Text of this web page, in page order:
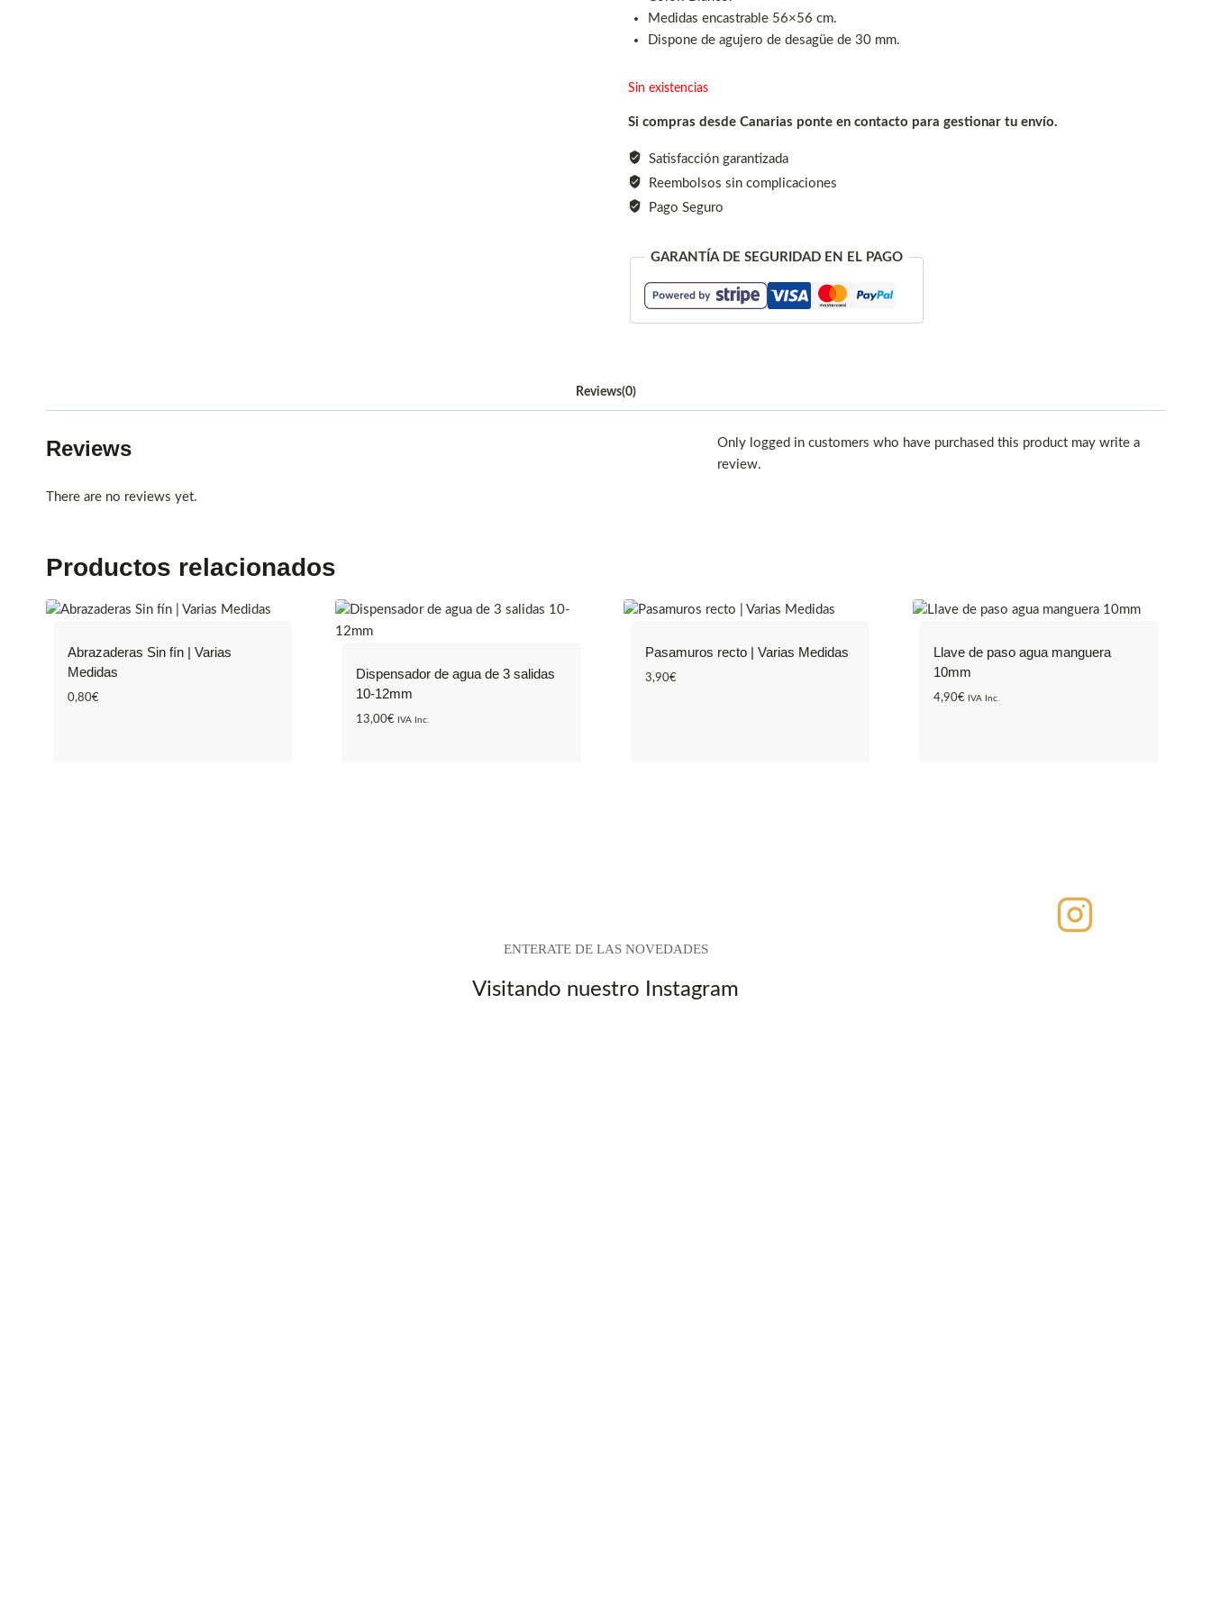
Medidas encastrable 56×56 cm.
Dispone de agujero de desagüe de 30 mm.
Sin existencias
Si compras desde Canarias ponte en contacto para gestionar tu envío.
Satisfacción garantizada
Reembolsos sin complicaciones
Pago Seguro
GARANTÍA DE SEGURIDAD EN EL PAGO
Reviews(0)
Reviews
There are no reviews yet.
Only logged in customers who have purchased this product may write a
review.
Productos relacionados
Abrazaderas Sin fín | Varias
Medidas
0,80€
Dispensador de agua de 3 salidas
10-12mm
13,00€ IVA Inc.
Pasamuros recto | Varias Medidas
3,90€
Llave de paso agua manguera
10mm
4,90€ IVA Inc.
ENTERATE DE LAS NOVEDADES
Visitando nuestro Instagram